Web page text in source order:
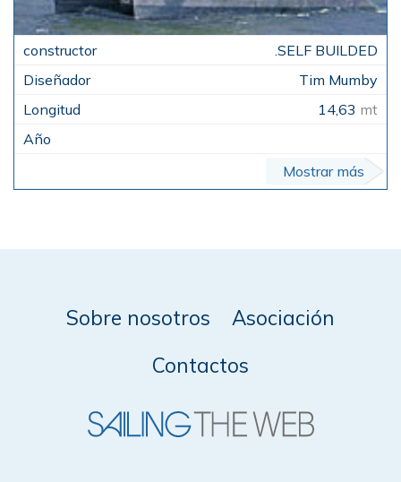
.SELF BUILDED
Tim Mumby
14,63 mt
Mostrar más
Sobre nosotros
Asociación
Contactos